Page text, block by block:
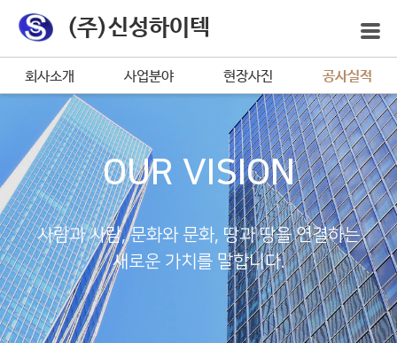
(주)신성하이텍
회사소개 사업분야 현장사진 공사실적
OUR VISION
사람과 사람, 문화와 문화, 땅과 땅을 연결하는
새로운 가치를 말합니다.